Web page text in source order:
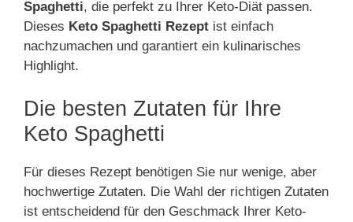
Spaghetti, die perfekt zu Ihrer Keto-Diät passen.
Dieses Keto Spaghetti Rezept ist einfach
nachzumachen und garantiert ein kulinarisches
Highlight.
Die besten Zutaten für Ihre
Keto Spaghetti
Für dieses Rezept benötigen Sie nur wenige, aber
hochwertige Zutaten. Die Wahl der richtigen Zutaten
ist entscheidend für den Geschmack Ihrer Keto-